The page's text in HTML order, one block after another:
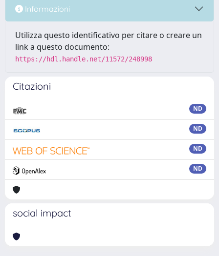
Informazioni
Utilizza questo identificativo per citare o creare un
link a questo documento:
https://hdl.handle.net/11572/248998
Citazioni
ND
ND
ND
ND
social impact